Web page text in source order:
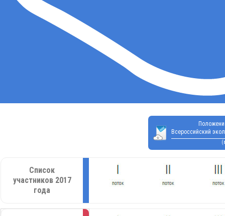
Всероссийский
Список
участников 2017
года